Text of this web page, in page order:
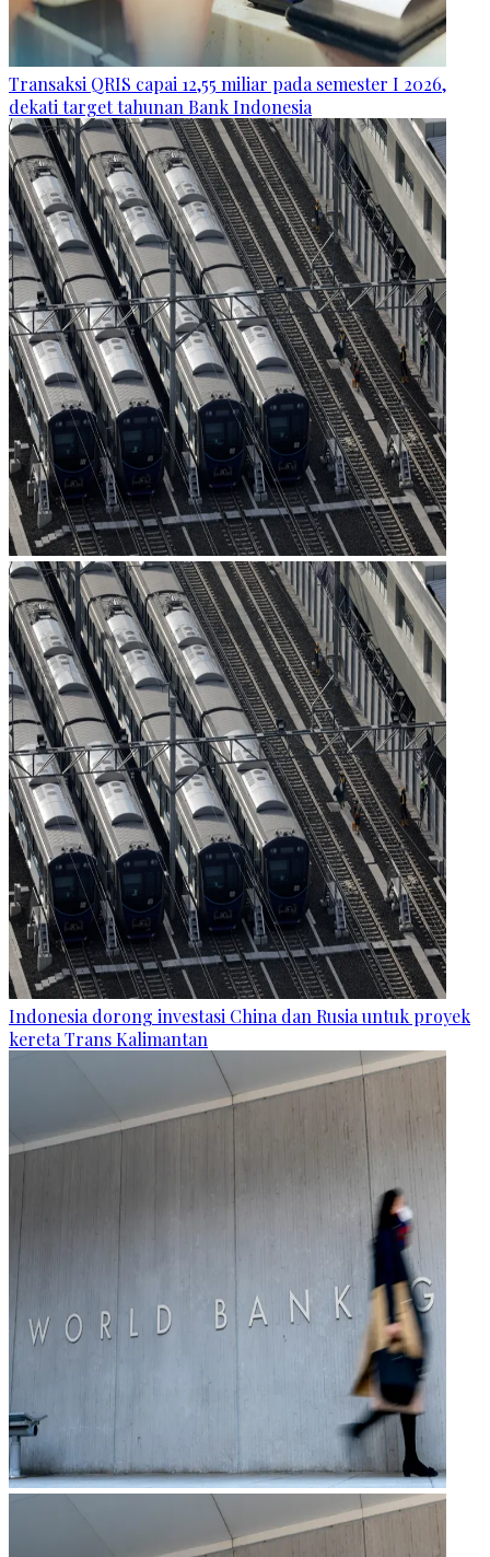
Transaksi QRIS capai 12,55 miliar pada semester I 2026,
dekati target tahunan Bank Indonesia
Indonesia dorong investasi China dan Rusia untuk proyek
kereta Trans Kalimantan